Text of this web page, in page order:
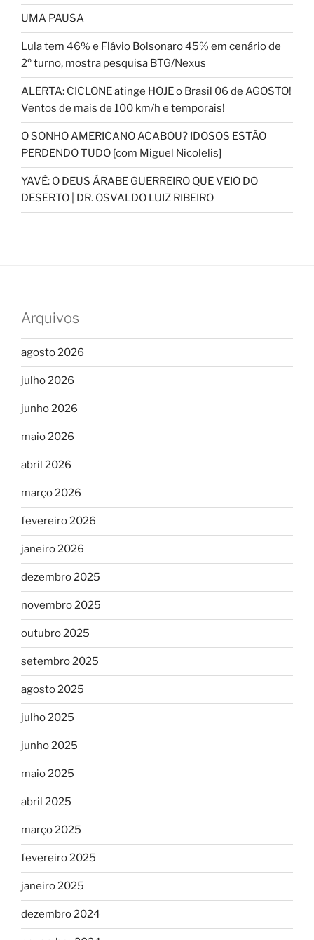
UMA PAUSA
Lula tem 46% e Flávio Bolsonaro 45% em cenário de
2º turno, mostra pesquisa BTG/Nexus
ALERTA: CICLONE atinge HOJE o Brasil 06 de AGOSTO!
Ventos de mais de 100 km/h e temporais!
O SONHO AMERICANO ACABOU? IDOSOS ESTÃO
PERDENDO TUDO [com Miguel Nicolelis]
YAVÉ: O DEUS ÁRABE GUERREIRO QUE VEIO DO
DESERTO | DR. OSVALDO LUIZ RIBEIRO
Arquivos
agosto 2026
julho 2026
junho 2026
maio 2026
abril 2026
março 2026
fevereiro 2026
janeiro 2026
dezembro 2025
novembro 2025
outubro 2025
setembro 2025
agosto 2025
julho 2025
junho 2025
maio 2025
abril 2025
março 2025
fevereiro 2025
janeiro 2025
dezembro 2024